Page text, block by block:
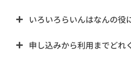
いろいろらいんはなんの役
申し込みから利用までどれ